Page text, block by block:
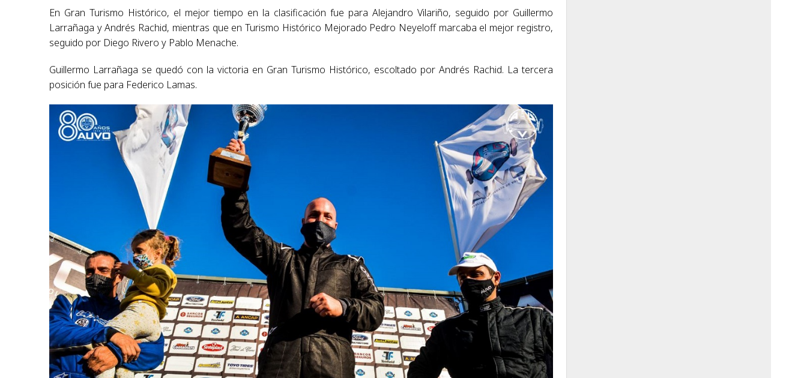
En Gran Turismo Histórico, el mejor tiempo en la clasificación fue para Alejandro Vilariño, seguido por Guillermo
Larrañaga y Andrés Rachid, mientras que en Turismo Histórico Mejorado Pedro Neyeloff marcaba el mejor registro,
seguido por Diego Rivero y Pablo Menache.
Guillermo Larrañaga se quedó con la victoria en Gran Turismo Histórico, escoltado por Andrés Rachid. La tercera
posición fue para Federico Lamas.